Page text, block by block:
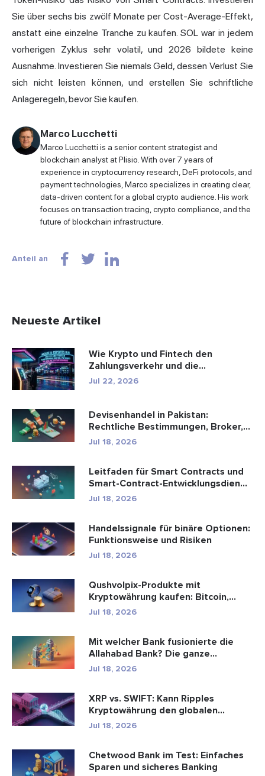
Sie über sechs bis zwölf Monate per Cost-Average-Effekt,
anstatt eine einzelne Tranche zu kaufen. SOL war in jedem
vorherigen Zyklus sehr volatil, und 2026 bildete keine
Ausnahme. Investieren Sie niemals Geld, dessen Verlust Sie
sich nicht leisten können, und erstellen Sie schriftliche
Anlageregeln, bevor Sie kaufen.
Marco Lucchetti
Marco Lucchetti is a senior content strategist and
blockchain analyst at Plisio. With over 7 years of
experience in cryptocurrency research, DeFi protocols, and
payment technologies, Marco specializes in creating clear,
data-driven content for a global crypto audience. His work
focuses on transaction tracing, crypto compliance, and the
future of blockchain infrastructure.
Anteil an
Neueste Artikel
Wie Krypto und Fintech den
Zahlungsverkehr und die
Unterhaltungsbr...
Jul 22, 2026
Devisenhandel in Pakistan:
Rechtliche Bestimmungen, Broker,
Handel...
Jul 18, 2026
Leitfaden für Smart Contracts und
Smart-Contract-Entwicklungsdien...
Jul 18, 2026
Handelssignale für binäre Optionen:
Funktionsweise und Risiken
Jul 18, 2026
Qushvolpix-Produkte mit
Kryptowährung kaufen: Bitcoin,
Zahlungen ...
Jul 18, 2026
Mit welcher Bank fusionierte die
Allahabad Bank? Die ganze
Geschic...
Jul 18, 2026
XRP vs. SWIFT: Kann Ripples
Kryptowährung den globalen
Zahlungsve...
Jul 18, 2026
Chetwood Bank im Test: Einfaches
Sparen und sicheres Banking